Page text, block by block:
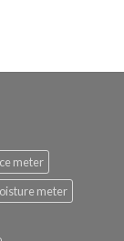
meter
meter